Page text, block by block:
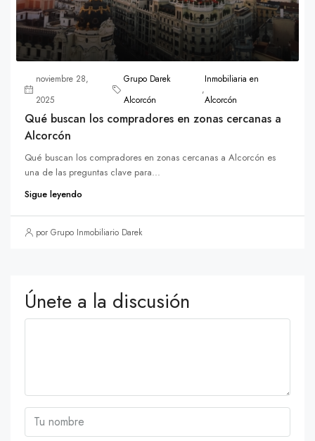
noviembre 28,
2025
Grupo Darek
Alcorcón
,
Inmobiliaria en
Alcorcón
Qué buscan los compradores en zonas cercanas a
Alcorcón
Qué buscan los compradores en zonas cercanas a Alcorcón es
una de las preguntas clave para...
Sigue leyendo
por Grupo Inmobiliario Darek
Únete a la discusión